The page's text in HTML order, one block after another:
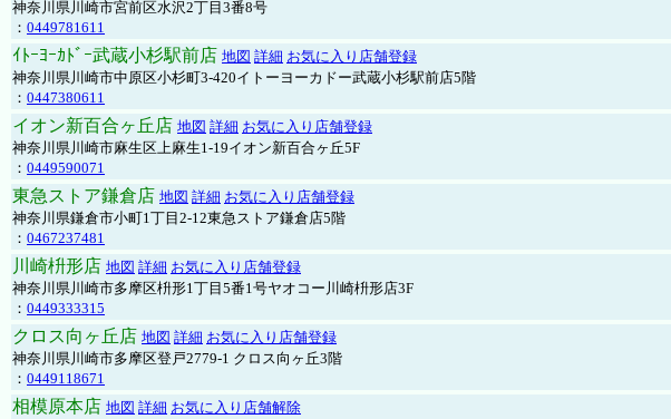
神奈川県川崎市宮前区水沢2丁目3番8号
： 0449781611
ｲﾄｰﾖｰｶﾄﾞｰ武蔵小杉駅前店 地図 詳細 お気に入り店舗登録
神奈川県川崎市中原区小杉町3-420イトーヨーカドー武蔵小杉駅前店5階
： 0447380611
イオン新百合ヶ丘店 地図 詳細 お気に入り店舗登録
神奈川県川崎市麻生区上麻生1-19イオン新百合ヶ丘5F
： 0449590071
東急ストア鎌倉店 地図 詳細 お気に入り店舗登録
神奈川県鎌倉市小町1丁目2-12東急ストア鎌倉店5階
： 0467237481
川崎枡形店 地図 詳細 お気に入り店舗登録
神奈川県川崎市多摩区枡形1丁目5番1号ヤオコー川崎枡形店3F
： 0449333315
クロス向ヶ丘店 地図 詳細 お気に入り店舗登録
神奈川県川崎市多摩区登戸2779-1 クロス向ヶ丘3階
： 0449118671
相模原本店 地図 詳細 お気に入り店舗解除